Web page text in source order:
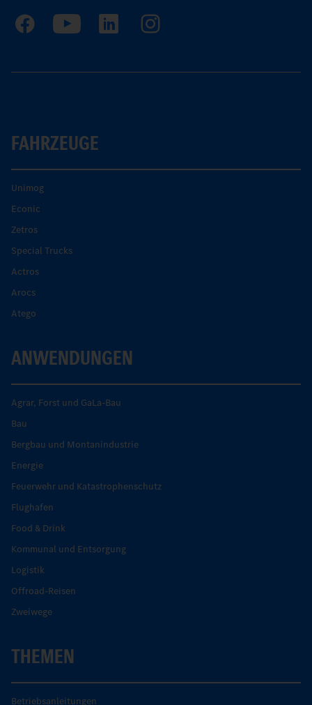
FAHRZEUGE
Unimog
Econic
Zetros
Special Trucks
Actros
Arocs
Atego
ANWENDUNGEN
Agrar, Forst und GaLa-Bau
Bau
Bergbau und Montanindustrie
Energie
Feuerwehr und Katastrophenschutz
Flughafen
Food & Drink
Kommunal und Entsorgung
Logistik
Offroad-Reisen
Zweiwege
THEMEN
Betriebsanleitungen